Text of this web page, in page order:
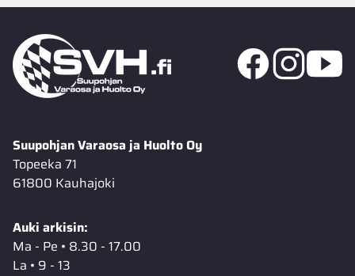
Suupohjan Varaosa ja Huolto Oy
Topeeka 71
61800 Kauhajoki
Auki arkisin:
Ma - Pe • 8.30 - 17.00
La • 9 - 13